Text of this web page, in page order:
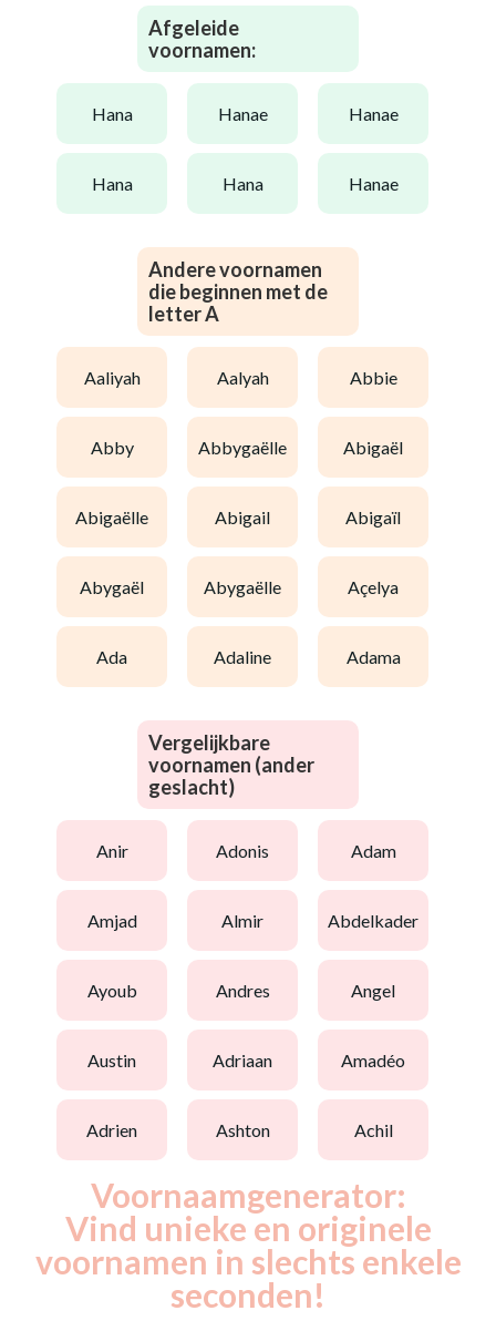
Afgeleide
voornamen:
hana hanae hanae
hana hana hanae
Andere voornamen
die beginnen met de
letter A
aaliyah aalyah abbie
abby abbygaëlle abigaël
abigaëlle abigail abigaïl
abygaël abygaëlle açelya
ada adaline adama
Vergelijkbare
voornamen (ander
geslacht)
anir adonis adam
amjad almir abdelkader
ayoub andres angel
austin adriaan amadéo
adrien ashton achil
Voornaamgenerator:
Vind unieke en originele
voornamen in slechts enkele
seconden!